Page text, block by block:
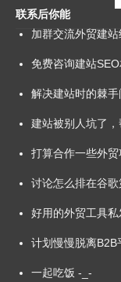
联系后你能
加群交流外贸建
免费咨询建站
解决建站时的棘手
建站被别人坑了，
打算合作一些外贸
讨论怎么排在谷
好用的外贸工具
计划慢慢脱离B2B
一起吃饭 -_-